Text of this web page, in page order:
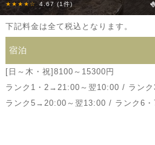
★★★★☆
4.67 (1件)
下記料金は全て税込となります。
宿泊
[日～木・祝]8100～15300円
ランク1・2→21:00～翌10:00 / ラン
ランク5→20:00～翌13:00 / ランク6